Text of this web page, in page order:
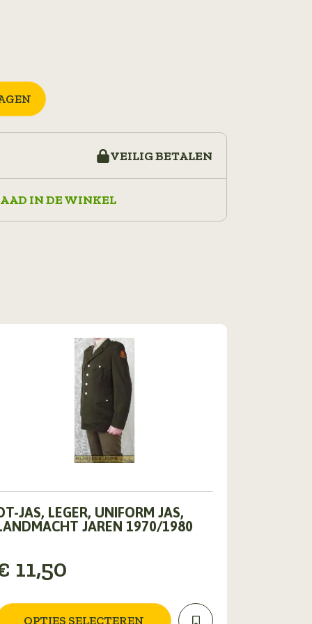
VEILIG BETALEN
IN DE WINKEL
JAS, LEGER, UNIFORM JAS,
JAREN 1970/1980
11,50
OPTIES SELECTEREN
variaties.